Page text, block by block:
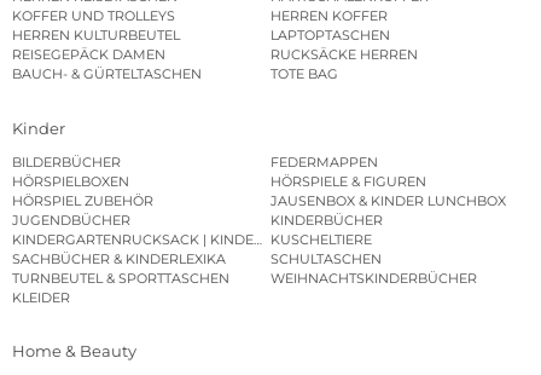
KOFFER UND TROLLEYS
HERREN KOFFER
HERREN KULTURBEUTEL
LAPTOPTASCHEN
REISEGEPÄCK DAMEN
RUCKSÄCKE HERREN
BAUCH- & GÜRTELTASCHEN
TOTE BAG
Kinder
BILDERBÜCHER
FEDERMAPPEN
HÖRSPIELBOXEN
HÖRSPIELE & FIGUREN
HÖRSPIEL ZUBEHÖR
JAUSENBOX & KINDER LUNCHBOX
JUGENDBÜCHER
KINDERBÜCHER
KINDERGARTENRUCKSACK | KINDERGARTENBEUTEL
KUSCHELTIERE
SACHBÜCHER & KINDERLEXIKA
SCHULTASCHEN
TURNBEUTEL & SPORTTASCHEN
WEIHNACHTSKINDERBÜCHER
KLEIDER
Home & Beauty